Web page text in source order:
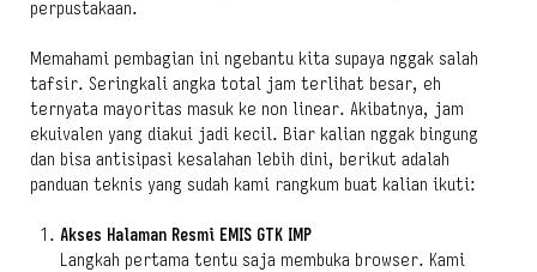
perpustakaan.
Memahami pembagian ini ngebantu kita supaya nggak salah
tafsir. Seringkali angka total jam terlihat besar, eh
ternyata mayoritas masuk ke non linear. Akibatnya, jam
ekuivalen yang diakui jadi kecil. Biar kalian nggak bingung
dan bisa antisipasi kesalahan lebih dini, berikut adalah
panduan teknis yang sudah kami rangkum buat kalian ikuti:
Akses Halaman Resmi EMIS GTK IMP
Langkah pertama tentu saja membuka browser. Kami